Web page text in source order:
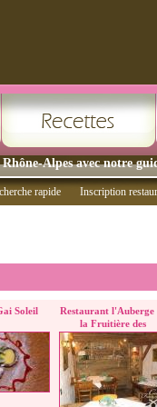
Alpes avec notre
rapide Inscription
Soleil
Restaurant l'Auberge
la Fruitière des
Perrières